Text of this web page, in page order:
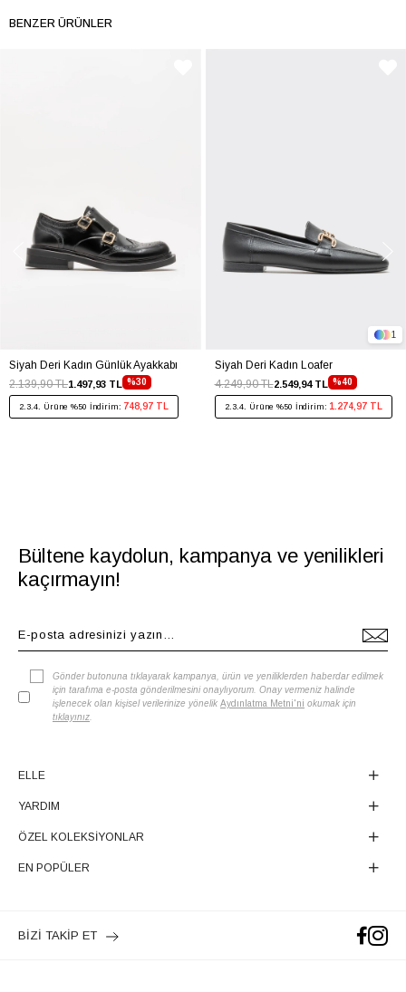
BENZER ÜRÜNLER
Siyah Deri Kadın Günlük Ayakkabı
%30
1.497,93 TL
2.139,90 TL
2.3.4. Ürüne %50 İndirim: 748,97 TL
Siyah Deri Kadın Loafer
%40
2.549,94 TL
4.249,90 TL
2.3.4. Ürüne %50 İndirim: 1.274,97 TL
1
Bültene kaydolun, kampanya ve yenilikleri
kaçırmayın!
Gönder butonuna tıklayarak kampanya, ürün ve yeniliklerden haberdar edilmek
için tarafıma e-posta gönderilmesini onaylıyorum. Onay vermeniz halinde
işlenecek olan kişisel verilerinize yönelik Aydınlatma Metni'ni okumak için
tıklayınız
ELLE
YARDIM
ÖZEL KOLEKSİYONLAR
EN POPÜLER
BİZİ TAKİP ET